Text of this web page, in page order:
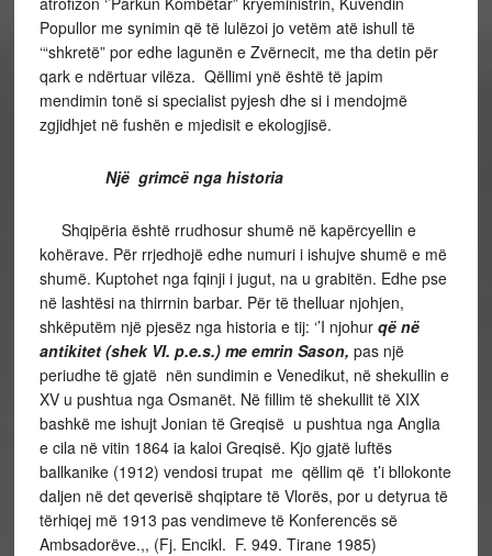
Popullor me synimin që të lulëzoi jo vetëm atë ishull të
‘“shkretë” por edhe lagunën e Zvërnecit, me tha detin për
qark e ndërtuar vilëza. Qëllimi ynë është të japim
mendimin tonë si specialist pyjesh dhe si i mendojmë
zgjidhjet në fushën e mjedisit e ekologjisë.
Një grimcë nga historia
Shqipëria është rrudhosur shumë në kapërcyellin e
kohërave. Për rrjedhojë edhe numuri i ishujve shumë e më
shumë. Kuptohet nga fqinji i jugut, na u grabitën. Edhe pse
në lashtësi na thirrnin barbar. Për të thelluar njohjen,
shkëputëm një pjesëz nga historia e tij: ‘’I njohur që në
antikitet (shek VI. p.e.s.) me emrin Sason, pas një
periudhe të gjatë nën sundimin e Venedikut, në shekullin e
XV u pushtua nga Osmanët. Në fillim të shekullit të XIX
bashkë me ishujt Jonian të Greqisë u pushtua nga Anglia
e cila në vitin 1864 ia kaloi Greqisë. Kjo gjatë luftës
ballkanike (1912) vendosi trupat me qëllim që t’i bllokonte
daljen në det qeverisë shqiptare të Vlorës, por u detyrua të
tërhiqej më 1913 pas vendimeve të Konferencës së
Ambsadorëve.,, (Fj. Encikl. F. 949. Tirane 1985)